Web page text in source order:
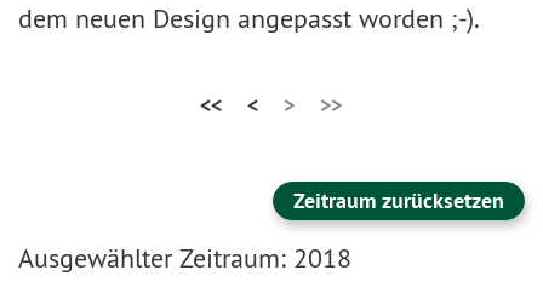
dem neuen Design angepasst worden ;-).
<< < > >>
Zeitraum zurücksetzen
Ausgewählter Zeitraum: 2018